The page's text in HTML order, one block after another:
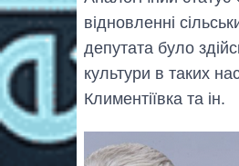
відновленні
депутата було
культури в таких
Климентіївка та ін.